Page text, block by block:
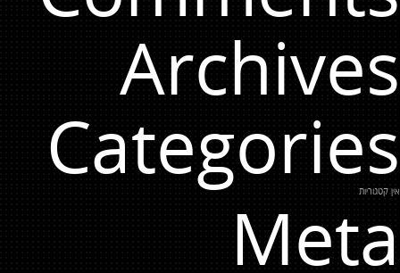
Archives
Categories
אין קטגוריות
Meta